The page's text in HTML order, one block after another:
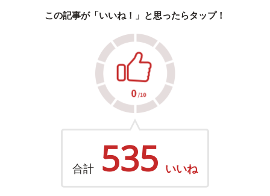
この記事が「いいね！」と思ったらタップ！
合計 535 いいね